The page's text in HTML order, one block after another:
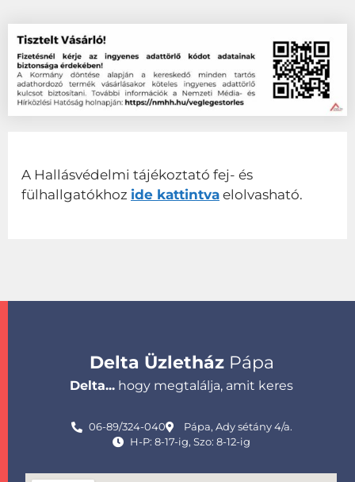
A Hallásvédelmi tájékoztató fej- és
fülhallgatókhoz ide kattintva elolvasható.
Delta ÜzletházPápa
Delta... hogy megtalálja, amit keres
06-89/324-040
Pápa, Ady sétány 4/a.
H-P: 8-17-ig, Szo: 8-12-ig